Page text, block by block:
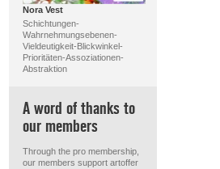
Nora Vest
Schichtungen-
Wahrnehmungsebenen-
Vieldeutigkeit-Blickwinkel-
Prioritäten-Assoziationen-
Abstraktion
A word of thanks to
our members
Through the pro membership,
our members support artoffer